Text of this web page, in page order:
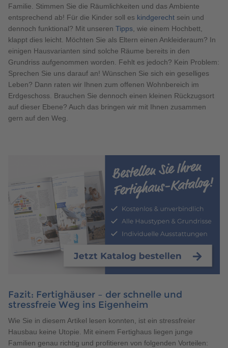
Familie. Stimmen Sie die Räumlichkeiten und das Ambiente
entsprechend ab! Für die Kinder soll es kindgerecht sein und
dennoch funktional? Mit unseren Tipps, wie einem Hochbett,
klappt dies leicht. Möchten Sie als Eltern einen Ankleideraum? In
einigen Hausvarianten sind solche Räume bereits in den
Grundriss aufgenommen worden. Fehlt es jedoch? Kein Problem:
Sprechen Sie uns darauf an! Wünschen Sie sich ein geselliges
Leben? Dann raten wir Ihnen zum offenen Wohnbereich im
Erdgeschoss. Brauchen Sie dennoch einen kleinen Rückzugsort
auf dieser Ebene? Auch das bringen wir mit Ihnen zusammen
gern auf den Weg.
Fazit: Fertighäuser – der schnelle und
stressfreie Weg ins Eigenheim
Wie Sie in diesem Artikel lesen konnten, ist ein stressfreier
Hausbau keine Utopie. Mit einem Fertighaus liegen junge
Familien genau richtig und profitieren von folgenden Vorteilen: